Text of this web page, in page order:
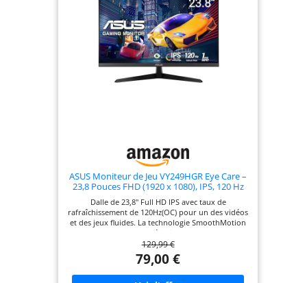
ASUS Moniteur de Jeu VY249HGR Eye Care –
23,8 Pouces FHD (1920 x 1080), IPS, 120 Hz
Sync, Technologie Eye Care Plus, lumière
Bleue, Flicker Free
Dalle de 23,8" Full HD IPS avec taux de
rafraîchissement de 120Hz(OC) pour un des vidéos
et des jeux fluides. La technologie SmoothMotion
et un MPRT de 1ms éliminent le traçage et
garantissent une lecture vidéo claire et nette lors
de l'utilisation quotidienne. Adaptive Sync offre
des visuels fluides et sans artefact, quelle que soit
la fréquence d'images. Traitement antibactérien
129,99 €
79,00 €